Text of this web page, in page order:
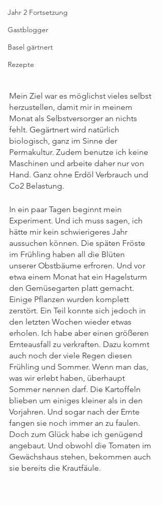
Jahr 2 Fortsetzung
Gastblogger
Basel gärtnert
Rezepte
Mein Ziel war es möglichst vieles selbst
herzustellen, damit mir in meinem
Monat als Selbstversorger an nichts
fehlt. Gegärtnert wird natürlich
biologisch, ganz im Sinne der
Permakultur. Zudem benutze ich keine
Maschinen und arbeite daher nur von
Hand. Ganz ohne Erdöl Verbrauch und
Co2 Belastung.
In ein paar Tagen beginnt mein
Experiment. Und ich muss sagen, ich
hätte mir kein schwierigeres Jahr
aussuchen können. Die späten Fröste
im Frühling haben all die Blüten
unserer Obstbäume erfroren. Und vor
etwa einem Monat hat ein Hagelsturm
den Gemüsegarten platt gemacht.
Einige Pflanzen wurden komplett
zerstört. Ein Teil konnte sich jedoch in
den letzten Wochen wieder etwas
erholen. Ich habe aber einen größeren
Ernteausfall zu verkraften. Dazu kommt
auch noch der viele Regen diesen
Frühling und Sommer. Wenn man das,
was wir erlebt haben, überhaupt
Sommer nennen darf. Die Kartoffeln
blieben um einiges kleiner als in den
Vorjahren. Und sogar nach der Ernte
fangen sie noch immer an zu faulen.
Doch zum Glück habe ich genügend
angebaut. Und obwohl die Tomaten im
Gewächshaus stehen, bekommen auch
sie bereits die Krautfäule.